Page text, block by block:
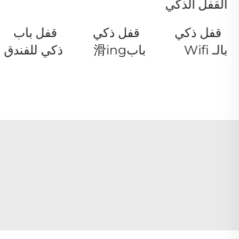
القفل الذكي
قفل ذكي
بالـ Wifi
قفل ذكي
باب滑ing
قفل باب
ذكي للفندق